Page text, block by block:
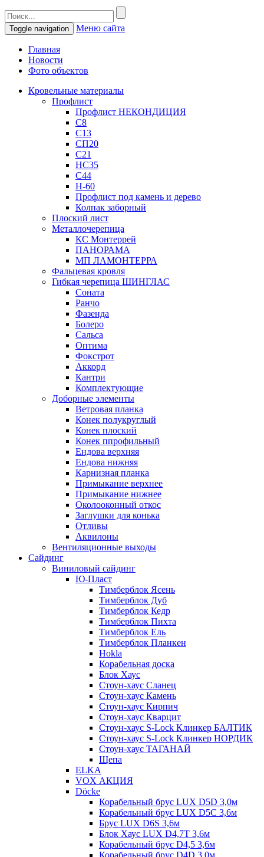
Toggle navigation Меню сайта
Главная
Новости
Фото объектов
Кровельные материалы
Профлист
Профлист НЕКОНДИЦИЯ
С8
С13
СП20
С21
НС35
С44
Н-60
Профлист под камень и дерево
Колпак заборный
Плоский лист
Металлочерепица
КС Монтеррей
ПАНОРАМА
МП ЛАМОНТЕРРА
Фальцевая кровля
Гибкая черепица ШИНГЛАС
Соната
Ранчо
Фазенда
Болеро
Сальса
Оптима
Фокстрот
Аккорд
Кантри
Комплектующие
Доборные элементы
Ветровая планка
Конек полукруглый
Конек плоский
Конек ппрофильный
Ендова верхняя
Ендова нижняя
Карнизная планка
Примыкание верхнее
Примыкание нижнее
Околооконный откос
Заглушки для конька
Отливы
Аквилоны
Вентиляционные выходы
Сайдинг
Виниловый сайдинг
Ю-Пласт
Тимберблок Ясень
Тимберблок Дуб
Тимберблок Кедр
Тимберблок Пихта
Тимберблок Ель
Тимберблок Планкен
Hokla
Корабельная доска
Блок Хаус
Стоун-хаус Сланец
Стоун-хаус Камень
Стоун-хаус Кирпич
Стоун-хаус Кварцит
Стоун-хаус S-Lock Клинкер БАЛТИК
Стоун-хаус S-Lock Клинкер НОРДИК
Стоун-хаус ТАГАНАЙ
Щепа
ELKA
VOX АКЦИЯ
Döcke
Корабельный брус LUX D5D 3,0м
Корабельный брус LUX D5C 3,6м
Брус LUX D6S 3,6м
Блок Хаус LUX D4,7T 3,6м
Корабельный брус D4,5 3,6м
Корабельный брус D4D 3,0м